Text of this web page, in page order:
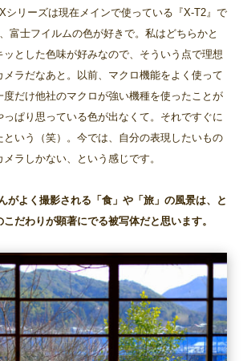
シリーズは現在メインで使っている『X-T2』で
富士フイルムの色が好きで。私はどちらかと
ッとした色味が好みなので、そういう点で理想
ラだなあと。以前、マクロ機能をよく使って
度だけ他社のマクロが強い機種を使ったことが
っぱり思っている色が出なくて。それですぐに
いう（笑）。今では、自分の表現したいもの
ラしかない、という感じです。
がよく撮影される「食」や「旅」の風景は、と
だわりが顕著にでる被写体だと思います。